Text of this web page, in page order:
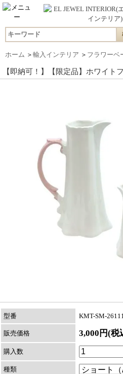
ホーム ＞ 輸入インテリア ＞ フラワーベ
【即納可！】【限定品】ホワイト
型番 KMT-SM-
販売価格 3,000円(税
購入数
種類